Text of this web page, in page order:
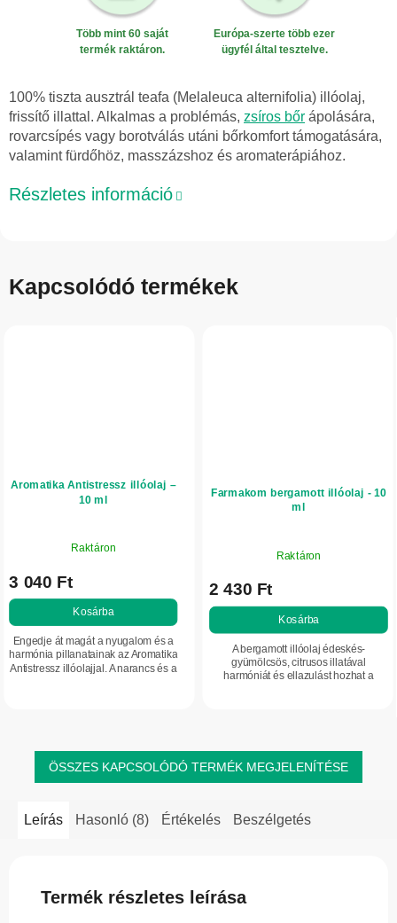
Több mint 60 saját
termék raktáron.
Európa-szerte több ezer
ügyfél által tesztelve.
100% tiszta ausztrál teafa (Melaleuca alternifolia) illóolaj,
frissítő illattal. Alkalmas a problémás, zsíros bőr ápolására,
rovarcsípés vagy borotválás utáni bőrkomfort támogatására,
valamint fürdőhöz, masszázshoz és aromaterápiához.
Részletes információ
Kapcsolódó termékek
Aromatika Antistressz illóolaj –
10 ml
Raktáron
3 040 Ft
Kosárba
Engedje át magát a nyugalom és a
harmónia pillanatainak az Aromatika
Antistressz illóolajjal. A narancs és a
Farmakom bergamott illóolaj - 10
ml
Raktáron
2 430 Ft
Kosárba
A bergamott illóolaj édeskés-
gyümölcsös, citrusos illatával
harmóniát és ellazulást hozhat a
ÖSSZES KAPCSOLÓDÓ TERMÉK MEGJELENÍTÉSE
Leírás Hasonló (8) Értékelés Beszélgetés
Termék részletes leírása